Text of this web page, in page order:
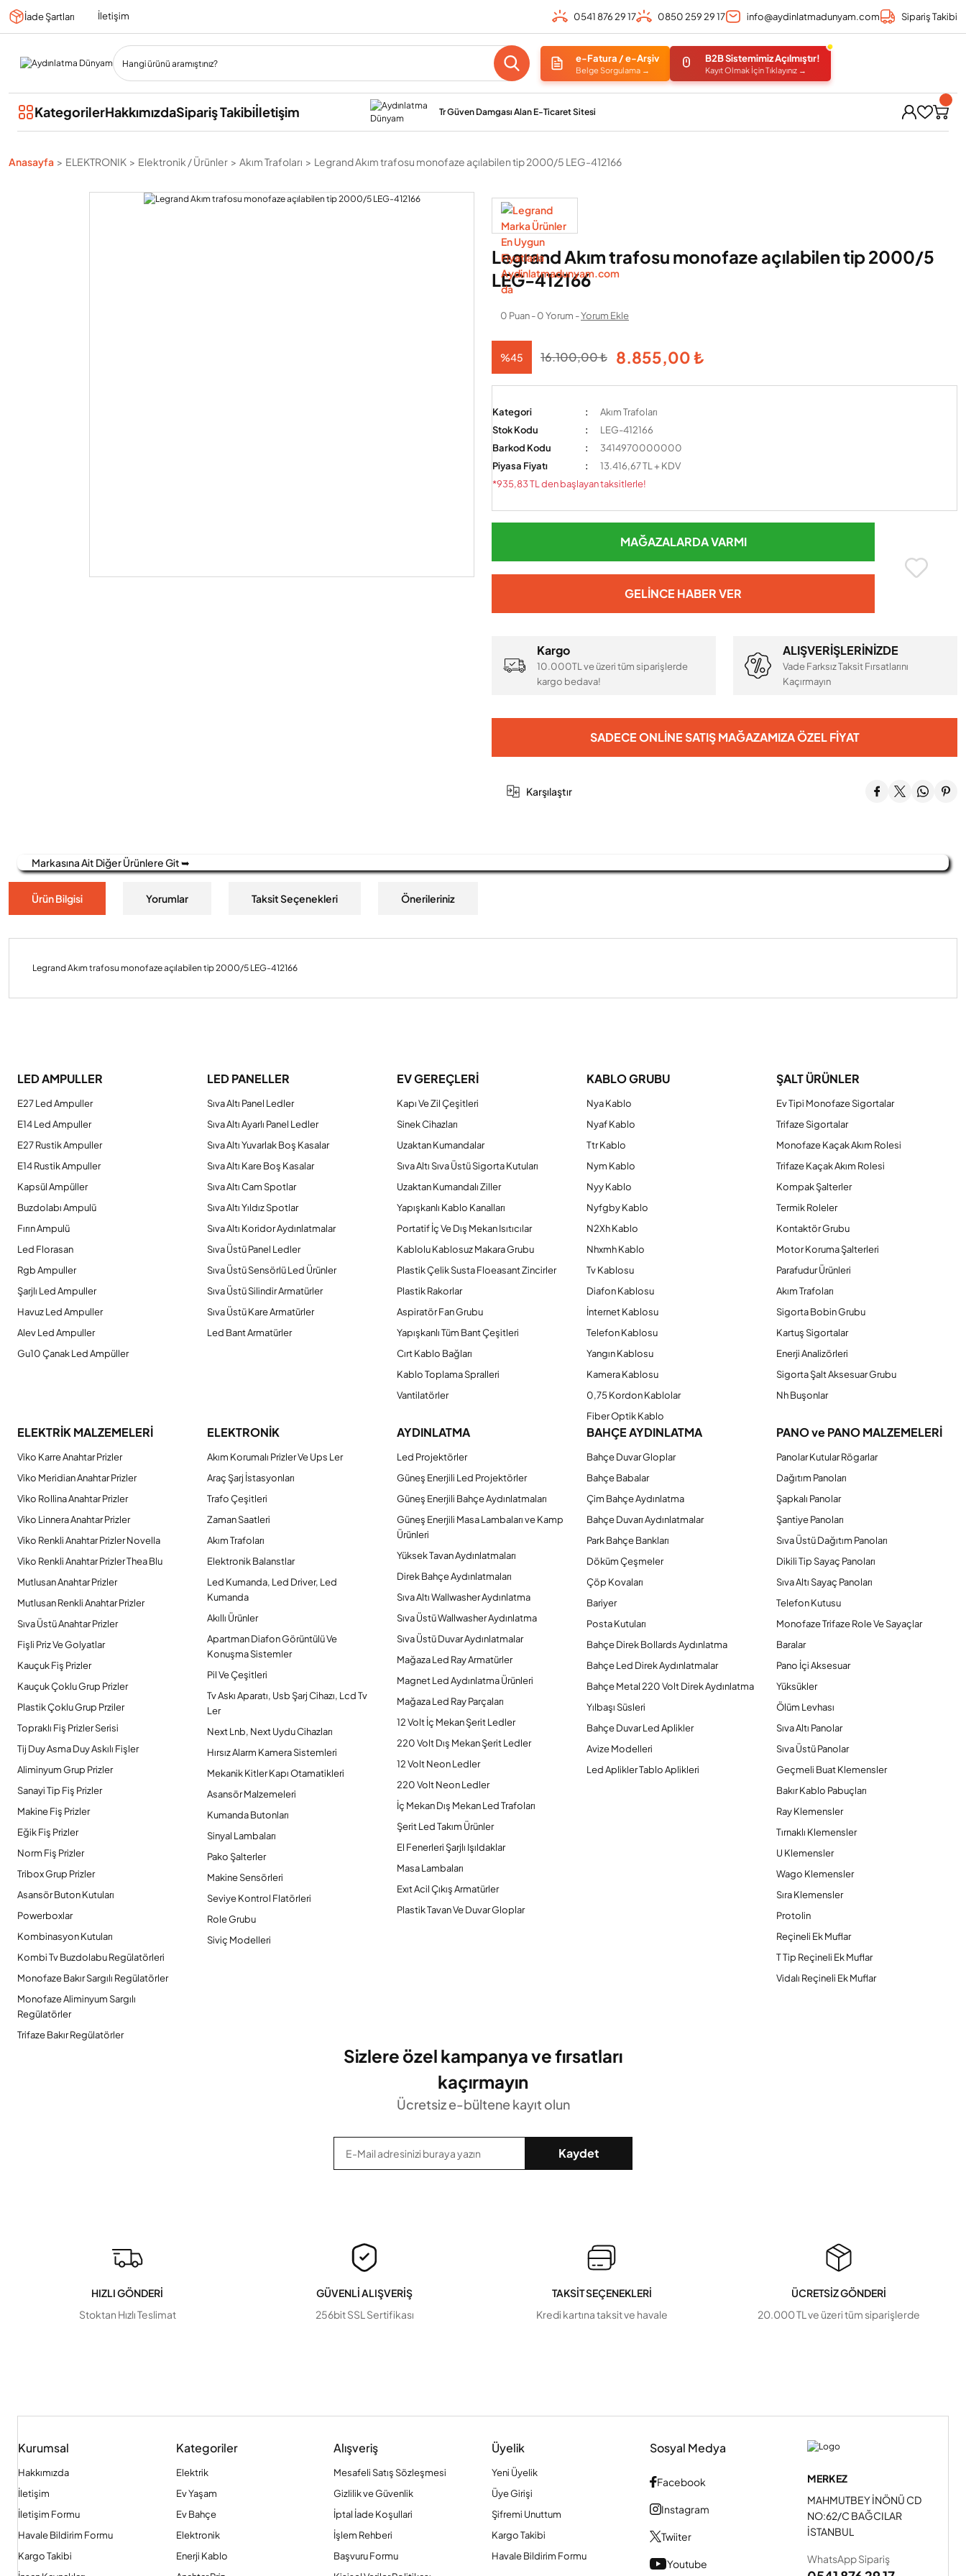
İade Şartları İletişim 0541 876 29 17 0850 259 29 17 info@aydinlatmadunyam.com Sipariş Takibi
e-Fatura / e-Arşiv
Belge Sorgulama →
B2B Sistemimiz Açılmıştır!
Kayıt Olmak İçin Tıklayınız →
KategorilerHakkımızdaSipariş Takibiİletişim Tr Güven Damgası Alan E-Ticaret Sitesi
Anasayfa ELEKTRONIK Elektronik / Ürünler Akım Trafoları Legrand Akım trafosu monofaze açılabilen tip 2000/5 LEG-412166
Legrand Akım trafosu monofaze açılabilen tip 2000/5
LEG-412166
0 Puan - 0 Yorum -Yorum Ekle
%45 16.100,00 ₺ 8.855,00 ₺
Kategori
Akım Trafoları
Stok Kodu
LEG-412166
Barkod Kodu
3414970000000
Piyasa Fiyatı
13.416,67 TL + KDV
*935,83 TL den başlayan taksitlerle!
MAĞAZALARDA VARMI
GELINCE HABER VER
Kargo
10.000TL ve üzeri tüm siparişlerde
kargo bedava!
ALIŞVERİŞLERİNİZDE
Vade Farksız Taksit Fırsatlarını
Kaçırmayın
SADECE ONLINE SATIŞ MAĞAZAMIZA ÖZEL FIYAT
Karşılaştır
Markasına Ait Diğer Ürünlere Git ➥
Ürün Bilgisi Yorumlar Taksit Seçenekleri Önerileriniz
Legrand Akım trafosu monofaze açılabilen tip 2000/5 LEG-412166
Bu ürüne ilk yorumu siz yapın!
Ürün resmi kalitesiz, bozuk veya görüntülenemiyor.
Ürün açıklamasında eksik bilgiler bulunuyor.
Ürün bilgilerinde hatalar bulunuyor.
Ürün fiyatı diğer sitelerden daha pahalı.
Bu ürüne benzer farklı alternatifler olmalı.
Gönder
LED AMPULLER
E27 Led Ampuller
E14 Led Ampuller
E27 Rustik Ampuller
E14 Rustik Ampuller
Kapsül Ampüller
Buzdolabı Ampulü
Fırın Ampulü
Led Florasan
Rgb Ampuller
Şarjlı Led Ampuller
Havuz Led Ampuller
Alev Led Ampuller
Gu10 Çanak Led Ampüller
LED PANELLER
Sıva Altı Panel Ledler
Sıva Altı Ayarlı Panel Ledler
Sıva Altı Yuvarlak Boş Kasalar
Sıva Altı Kare Boş Kasalar
Sıva Altı Cam Spotlar
Sıva Altı Yıldız Spotlar
Sıva Altı Koridor Aydınlatmalar
Sıva Üstü Panel Ledler
Sıva Üstü Sensörlü Led Ürünler
Sıva Üstü Silindir Armatürler
Sıva Üstü Kare Armatürler
Led Bant Armatürler
EV GEREÇLERİ
Kapı Ve Zil Çeşitleri
Sinek Cihazları
Uzaktan Kumandalar
Sıva Altı Sıva Üstü Sigorta Kutuları
Uzaktan Kumandalı Ziller
Yapışkanlı Kablo Kanalları
Portatif İç Ve Dış Mekan Isıtıcılar
Kablolu Kablosuz Makara Grubu
Plastik Çelik Susta Floeasant Zincirler
Plastik Rakorlar
Aspiratör Fan Grubu
Yapışkanlı Tüm Bant Çeşitleri
Cırt Kablo Bağları
Kablo Toplama Spralleri
Vantilatörler
KABLO GRUBU
Nya Kablo
Nyaf Kablo
Ttr Kablo
Nym Kablo
Nyy Kablo
Nyfgby Kablo
N2Xh Kablo
Nhxmh Kablo
Tv Kablosu
Diafon Kablosu
İnternet Kablosu
Telefon Kablosu
Yangın Kablosu
Kamera Kablosu
0,75 Kordon Kablolar
Fiber Optik Kablo
ŞALT ÜRÜNLER
Ev Tipi Monofaze Sigortalar
Trifaze Sigortalar
Monofaze Kaçak Akım Rolesi
Trifaze Kaçak Akım Rolesi
Kompak Şalterler
Termik Roleler
Kontaktör Grubu
Motor Koruma Şalterleri
Parafudur Ürünleri
Akım Trafoları
Sigorta Bobin Grubu
Kartuş Sigortalar
Enerji Analizörleri
Sigorta Şalt Aksesuar Grubu
Nh Buşonlar
ELEKTRİK MALZEMELERİ
Viko Karre Anahtar Prizler
Viko Meridian Anahtar Prizler
Viko Rollina Anahtar Prizler
Viko Linnera Anahtar Prizler
Viko Renkli Anahtar Prizler Novella
Viko Renkli Anahtar Prizler Thea Blu
Mutlusan Anahtar Prizler
Mutlusan Renkli Anahtar Prizler
Sıva Üstü Anahtar Prizler
Fişli Priz Ve Golyatlar
Kauçuk Fiş Prizler
Kauçuk Çoklu Grup Prizler
Plastik Çoklu Grup Prziler
Topraklı Fiş Prizler Serisi
Tij Duy Asma Duy Askılı Fişler
Aliminyum Grup Prizler
Sanayi Tip Fiş Prizler
Makine Fiş Prizler
Eğik Fiş Prizler
Norm Fiş Prizler
Tribox Grup Prizler
Asansör Buton Kutuları
Powerboxlar
Kombinasyon Kutuları
Kombi Tv Buzdolabu Regülatörleri
Monofaze Bakır Sargılı Regülatörler
Monofaze Aliminyum Sargılı
Regülatörler
Trifaze Bakır Regülatörler
ELEKTRONİK
Akım Korumalı Prizler Ve Ups Ler
Araç Şarj İstasyonları
Trafo Çeşitleri
Zaman Saatleri
Akım Trafoları
Elektronik Balanstlar
Led Kumanda, Led Driver, Led
Kumanda
Akıllı Ürünler
Apartman Diafon Görüntülü Ve
Konuşma Sistemler
Pil Ve Çeşitleri
Tv Askı Aparatı, Usb Şarj Cihazı, Lcd Tv
Ler
Next Lnb, Next Uydu Cihazları
Hırsız Alarm Kamera Sistemleri
Mekanik Kitler Kapı Otamatikleri
Asansör Malzemeleri
Kumanda Butonları
Sinyal Lambaları
Pako Şalterler
Makine Sensörleri
Seviye Kontrol Flatörleri
Role Grubu
Siviç Modelleri
AYDINLATMA
Led Projektörler
Güneş Enerjili Led Projektörler
Güneş Enerjili Bahçe Aydınlatmaları
Güneş Enerjili Masa Lambaları ve Kamp
Ürünleri
Yüksek Tavan Aydınlatmaları
Direk Bahçe Aydınlatmaları
Sıva Altı Wallwasher Aydınlatma
Sıva Üstü Wallwasher Aydınlatma
Sıva Üstü Duvar Aydınlatmalar
Mağaza Led Ray Armatürler
Magnet Led Aydınlatma Ürünleri
Mağaza Led Ray Parçaları
12 Volt İç Mekan Şerit Ledler
220 Volt Dış Mekan Şerit Ledler
12 Volt Neon Ledler
220 Volt Neon Ledler
İç Mekan Dış Mekan Led Trafoları
Şerit Led Takım Ürünler
El Fenerleri Şarjlı Işıldaklar
Masa Lambaları
Exıt Acil Çıkış Armatürler
Plastik Tavan Ve Duvar Gloplar
BAHÇE AYDINLATMA
Bahçe Duvar Gloplar
Bahçe Babalar
Çim Bahçe Aydınlatma
Bahçe Duvarı Aydınlatmalar
Park Bahçe Bankları
Döküm Çeşmeler
Çöp Kovaları
Bariyer
Posta Kutuları
Bahçe Direk Bollards Aydınlatma
Bahçe Led Direk Aydınlatmalar
Bahçe Metal 220 Volt Direk Aydınlatma
Yılbaşı Süsleri
Bahçe Duvar Led Aplikler
Avize Modelleri
Led Aplikler Tablo Aplikleri
PANO ve PANO MALZEMELERİ
Panolar Kutular Rögarlar
Dağıtım Panoları
Şapkalı Panolar
Şantiye Panoları
Sıva Üstü Dağıtım Panoları
Dikili Tip Sayaç Panoları
Sıva Altı Sayaç Panoları
Telefon Kutusu
Monofaze Trifaze Role Ve Sayaçlar
Baralar
Pano İçi Aksesuar
Yüksükler
Ölüm Levhası
Sıva Altı Panolar
Sıva Üstü Panolar
Geçmeli Buat Klemensler
Bakır Kablo Pabuçları
Ray Klemensler
Tırnaklı Klemensler
U Klemensler
Wago Klemensler
Sıra Klemensler
Protolin
Reçineli Ek Muflar
T Tip Reçineli Ek Muflar
Vidalı Reçineli Ek Muflar
Sizlere özel kampanya ve fırsatları
kaçırmayın
Ücretsiz e-bültene kayıt olun
Kaydet
HIZLI GÖNDERİ
Stoktan Hızlı Teslimat
GÜVENLİ ALIŞVERİŞ
256bit SSL Sertifikası
TAKSİT SEÇENEKLERİ
Kredi kartına taksit ve havale
ÜCRETSİZ GÖNDERİ
20.000 TL ve üzeri tüm siparişlerde
Kurumsal
Hakkımızda
İletişim
İletişim Formu
Havale Bildirim Formu
Kargo Takibi
Kategoriler
Elektrik
Ev Yaşam
Ev Bahçe
Elektronik
Enerji Kablo
Alışveriş
Mesafeli Satış Sözleşmesi
Gizlilik ve Güvenlik
İptal İade Koşullari
İşlem Rehberi
Başvuru Formu
Üyelik
Yeni Üyelik
Üye Girişi
Şifremi Unuttum
Kargo Takibi
Havale Bildirim Formu
Sosyal Medya
Facebook
Instagram
Twiiter
Youtube
MERKEZ
MAHMUTBEY İNÖNÜ CD
NO:62/C BAĞCILAR
İSTANBUL
WhatsApp Sipariş